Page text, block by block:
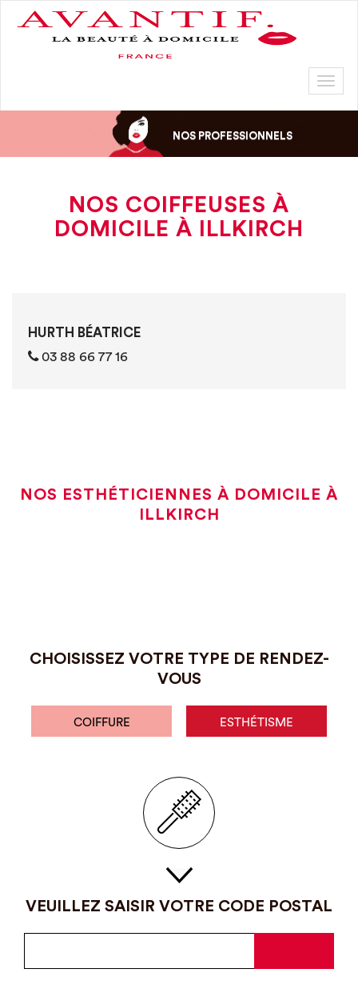
NOS PROFESSIONNELS
NOS COIFFEUSES À
DOMICILE À ILLKIRCH
HURTH BÉATRICE
03 88 66 77 16
NOS ESTHÉTICIENNES À DOMICILE À
ILLKIRCH
CHOISISSEZ VOTRE TYPE DE RENDEZ-
VOUS
COIFFURE ESTHÉTISME
VEUILLEZ SAISIR VOTRE CODE POSTAL